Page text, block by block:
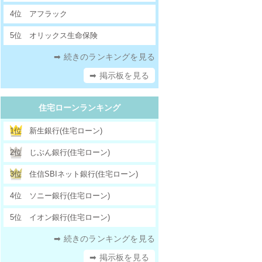
4位 アフラック
5位 オリックス生命保険
➡ 続きのランキングを見る
➡ 掲示板を見る
住宅ローンランキング
1位 新生銀行(住宅ローン)
2位 じぶん銀行(住宅ローン)
3位 住信SBIネット銀行(住宅ローン)
4位 ソニー銀行(住宅ローン)
5位 イオン銀行(住宅ローン)
➡ 続きのランキングを見る
➡ 掲示板を見る